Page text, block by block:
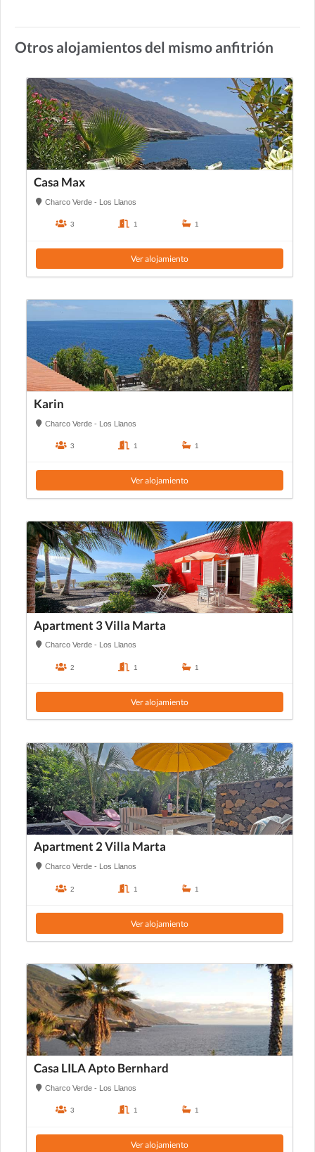
Otros alojamientos del mismo anfitrión
Casa Max
Charco Verde - Los Llanos
3 1 1
Ver alojamiento
Karin
Charco Verde - Los Llanos
3 1 1
Ver alojamiento
Apartment 3 Villa Marta
Charco Verde - Los Llanos
2 1 1
Ver alojamiento
Apartment 2 Villa Marta
Charco Verde - Los Llanos
2 1 1
Ver alojamiento
Casa LILA Apto Bernhard
Charco Verde - Los Llanos
3 1 1
Ver alojamiento